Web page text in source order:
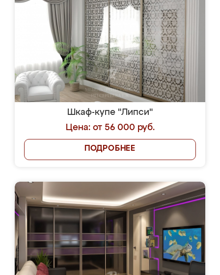
Шкаф-купе "Липси"
Цена: от 56 000 руб.
ПОДРОБНЕЕ